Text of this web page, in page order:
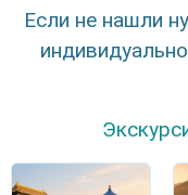
Если не нашли